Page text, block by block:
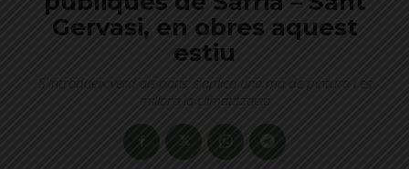
Gervasi, en obres aquest
estiu
S'introdueix verd als patis, s'aplica una mà de pintura i es
millora la climatització